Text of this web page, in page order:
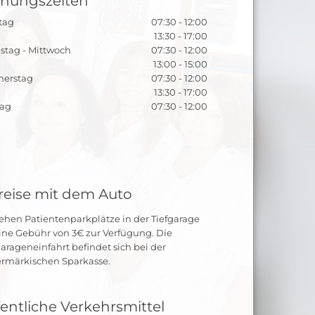
07:30 - 12:00
13:30 - 17:00
- Mittwoch
07:30 - 12:00
13:00 - 15:00
07:30 - 12:00
13:30 - 17:00
07:30 - 12:00
mit dem Auto
Patientenparkplätze in der Tiefgarage
Gebühr von 3€ zur Verfügung. Die
befindet sich bei der
Sparkasse.
Verkehrsmittel